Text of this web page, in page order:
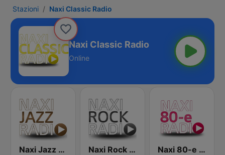
Stazioni Naxi Classic Radio
Naxi Classic Radio
Online
Naxi Jazz Radio Naxi Rock Radio Naxi 80-e Radio